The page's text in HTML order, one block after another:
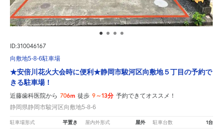
ID:310046167
向敷地5-8-6駐車場
★安倍川花火大会時に便利★静岡市駿河区向敷地５丁目の予約で
きる駐車場！
近藤歯科医院から 706m 徒歩 9～13分 予約できてオススメ！
静岡県静岡市駿河区向敷地5-8-6
駐車場形式 平置き 屋内外形式 屋外 駐車台数 1台